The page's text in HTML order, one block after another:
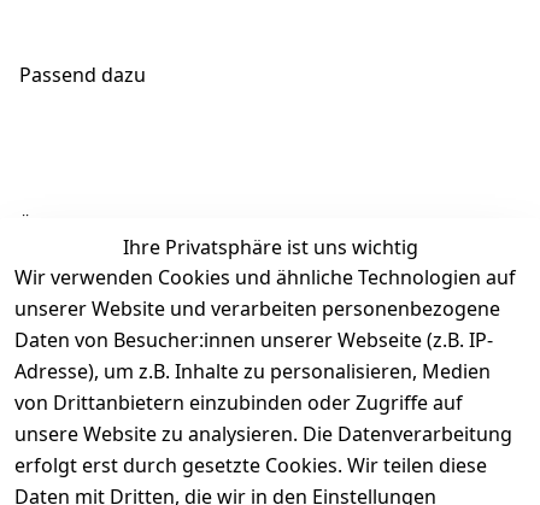
Passend dazu
Ähnliche Produkte
Ihre Privatsphäre ist uns wichtig
Wir verwenden Cookies und ähnliche Technologien auf
unserer Website und verarbeiten personenbezogene
Daten von Besucher:innen unserer Webseite (z.B. IP-
Adresse), um z.B. Inhalte zu personalisieren, Medien
von Drittanbietern einzubinden oder Zugriffe auf
unsere Website zu analysieren. Die Datenverarbeitung
erfolgt erst durch gesetzte Cookies. Wir teilen diese
Daten mit Dritten, die wir in den Einstellungen
Rechtliches
AGB
Impressum
Über uns
Kontakt
Registrieren
Wir
versenden
mit
Zahle
bequem per